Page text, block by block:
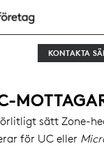
KONTAKTA
sätt Zone-
för UC eller